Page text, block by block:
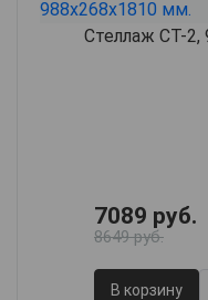
Стеллаж СТ-2,
7089 руб.
8649 руб.
В корзину